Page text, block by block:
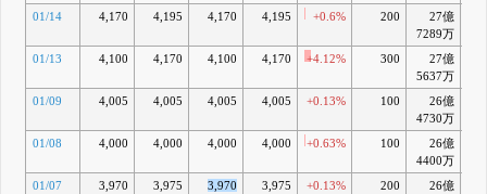
01/14 4,170 4,195 4,170 4,195 +0.6% 200
27億
7289万
01/13 4,100 4,170 4,100 4,170 +4.12% 300
27億
5637万
01/09 4,005 4,005 4,005 4,005 +0.13% 100
26億
4730万
01/08 4,000 4,000 4,000 4,000 +0.63% 100
26億
4400万
01/07 3,970 3,975 3,970 3,975 +0.13% 200
26億